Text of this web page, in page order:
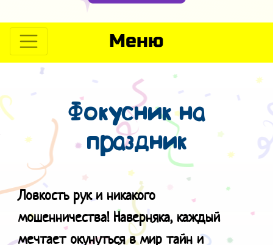
Меню
Фокусник на
праздник
Ловкость рук и никакого
мошенничества! Наверняка, каждый
мечтает окунуться в мир тайн и